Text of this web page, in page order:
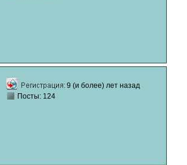
9 (и более) лет назад
Посты: 124